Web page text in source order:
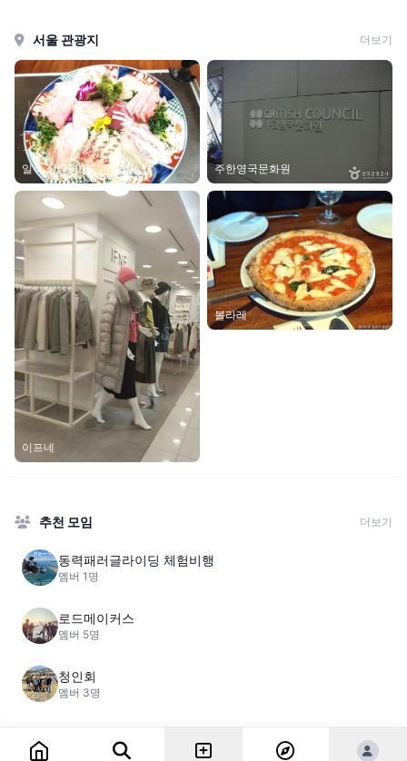
서울 관광지 더보기
일식 신태평양 주한영국문화원
이프네
볼라레
추천 모임 더보기
동력패러글라이딩 체험비행
멤버 1명
로드메이커스
멤버 5명
청인회
멤버 3명